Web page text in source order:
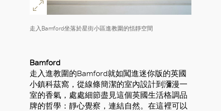
走入Bamford坐落於星街小區進教圍的恬靜空間
Bamford
走入進教圍的Bamford就如闖進迷你版的英國
小鎮科茲窩，從線條簡潔的室內設計到瀰漫一
室的香氣，處處細節盡見這個英國生活格調品
牌的哲學：靜心覺察，連結自然。在這裡可以